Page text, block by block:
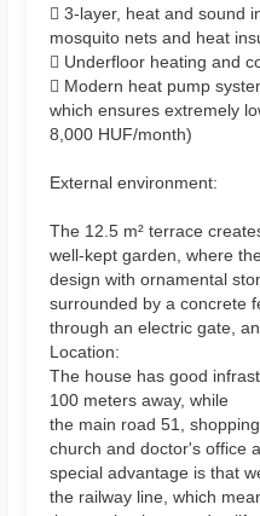
 3-layer, heat and sound
mosquito nets and heat
 Underfloor heating and
 Modern heat pump
which ensures extremely
8,000 HUF/month)
External environment:
The 12.5 m² terrace
well-kept garden, where
design with ornamental
surrounded by a concrete
through an electric gate,
Location:
The house has good
100 meters away, while
the main road 51,
church and doctor's office
special advantage is that
the railway line, which